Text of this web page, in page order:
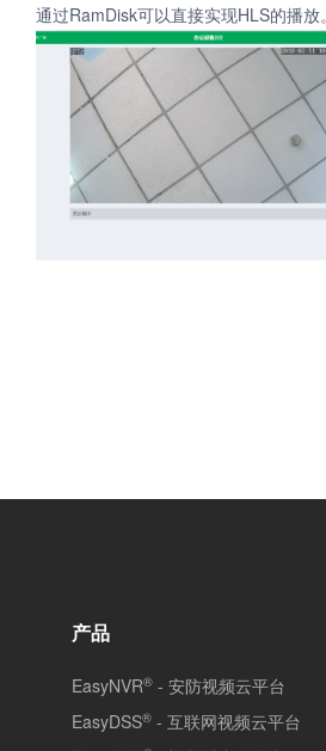
通过RamDisk可以直接实现HLS的播放。
产品
EasyNVR® - 安防视频云平台
EasyDSS® - 互联网视频云平台